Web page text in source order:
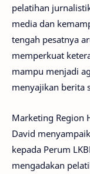
pelatihan
media dan
tengah pesatnya
memperkuat
mampu menjadi
menyajikan berita
Marketing Region
David
kepada Perum
mengadakan